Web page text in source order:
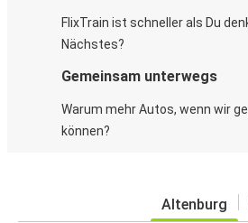
FlixTrain ist schneller als Du
Nächstes?
Gemeinsam unterwegs
Warum mehr Autos, wenn wir
können?
Altenburg